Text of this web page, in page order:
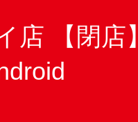
店 【閉店】